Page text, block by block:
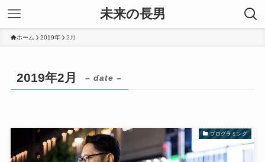
未来の長男
ホーム 2019年 2月
2019年2月 – date –
プログラミング